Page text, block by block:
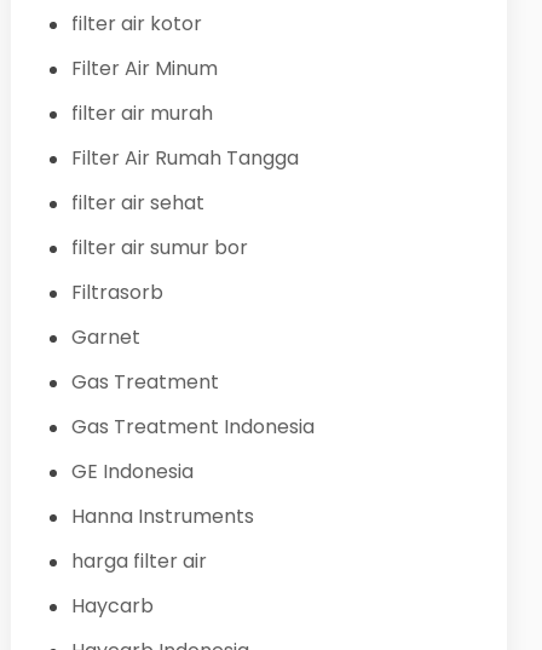
filter air kotor
Filter Air Minum
filter air murah
Filter Air Rumah Tangga
filter air sehat
filter air sumur bor
Filtrasorb
Garnet
Gas Treatment
Gas Treatment Indonesia
GE Indonesia
Hanna Instruments
harga filter air
Haycarb